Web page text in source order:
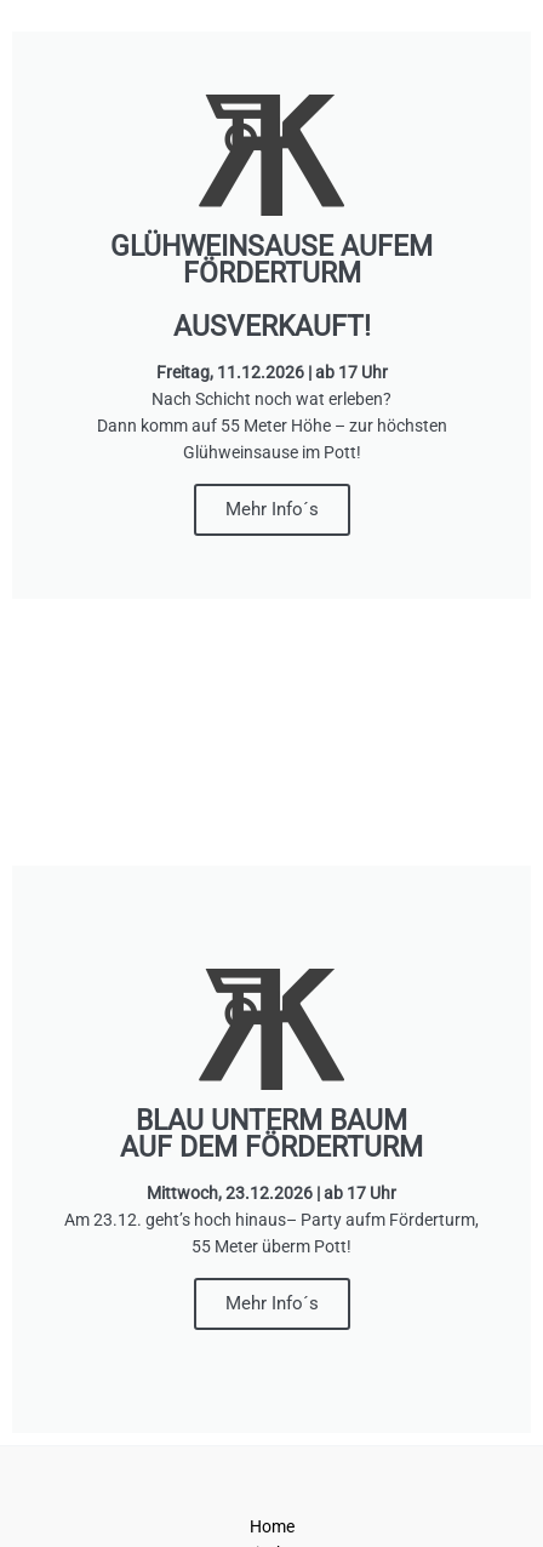
GLÜHWEINSAUSE AUFEM
FÖRDERTURM
AUSVERKAUFT!
Freitag, 11.12.2026 | ab 17 Uhr
Nach Schicht noch wat erleben?
Dann komm auf 55 Meter Höhe – zur höchsten
Glühweinsause im Pott!
Mehr Info´s
BLAU UNTERM BAUM
AUF DEM FÖRDERTURM
Mittwoch, 23.12.2026 | ab 17 Uhr
Am 23.12. geht’s hoch hinaus– Party aufm Förderturm,
55 Meter überm Pott!
Mehr Info´s
Home